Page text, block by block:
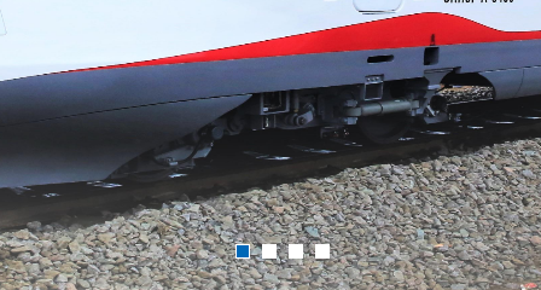
1 2 3 4